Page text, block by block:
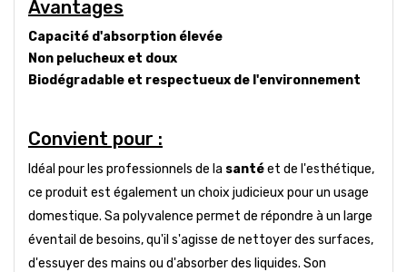
Avantages
Capacité d'absorption élevée
Non pelucheux et doux
Biodégradable et respectueux de l'environnement
Convient pour :
Idéal pour les professionnels de la santéet de l'esthétique,
ce produit est également un choix judicieux pour un usage
domestique. Sa polyvalence permet de répondre à un large
éventail de besoins, qu'il s'agisse de nettoyer des surfaces,
d'essuyer des mains ou d'absorber des liquides. Son